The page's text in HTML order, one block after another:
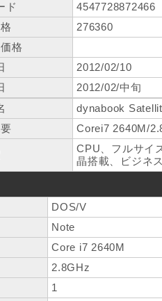
ド
4547728872466
276360
格
2012/02/10
2012/02/中旬
dynabook
Corei7 2640M/
CPU、フルサイ
晶搭載、ビジネ
DOS/V
Note
Core i7 2640M
2.8GHz
1